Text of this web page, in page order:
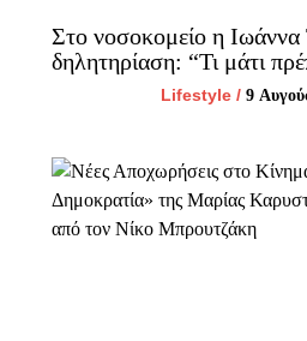
Στο νοσοκομείο η
δηλητηρίαση: “Τι μάτι
Lifestyle / 9